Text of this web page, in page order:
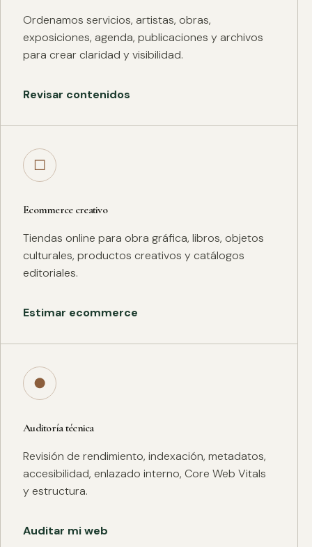
Ordenamos servicios, artistas, obras,
exposiciones, agenda, publicaciones y archivos
para crear claridad y visibilidad.
Revisar contenidos
□
Ecommerce creativo
Tiendas online para obra gráfica, libros, objetos
culturales, productos creativos y catálogos
editoriales.
Estimar ecommerce
●
Auditoría técnica
Revisión de rendimiento, indexación, metadatos,
accesibilidad, enlazado interno, Core Web Vitals
y estructura.
Auditar mi web